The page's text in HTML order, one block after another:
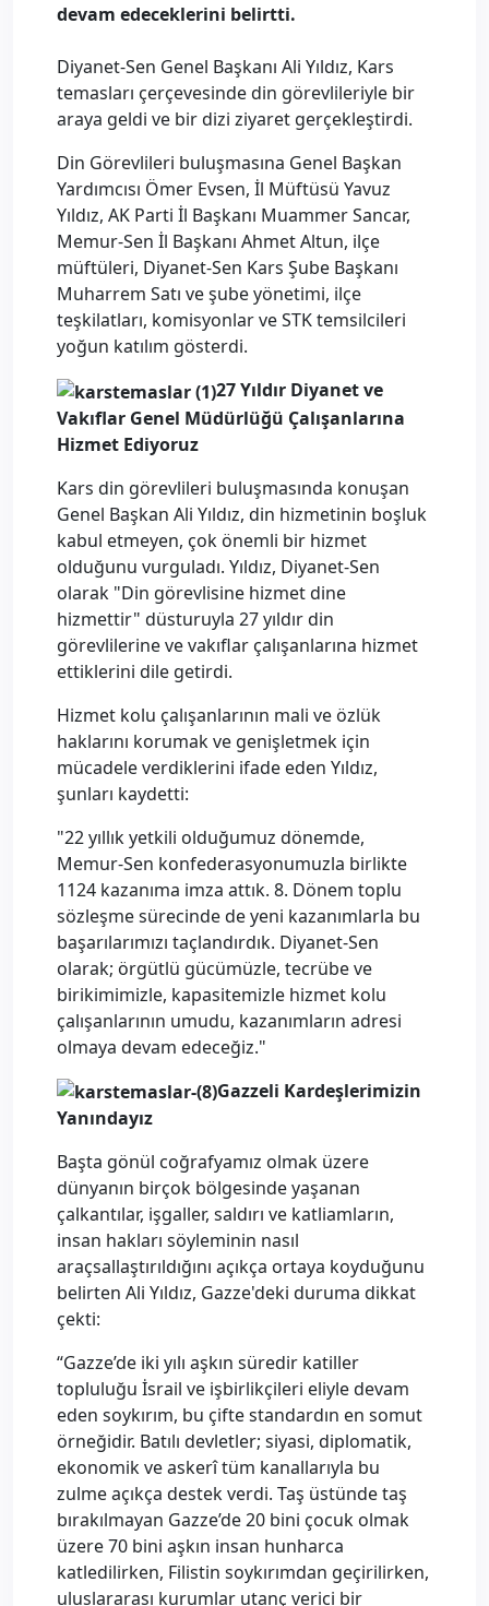
devam edeceklerini belirtti.
Diyanet-Sen Genel Başkanı Ali Yıldız, Kars
temasları çerçevesinde din görevlileriyle bir
araya geldi ve bir dizi ziyaret gerçekleştirdi.
Din Görevlileri buluşmasına Genel Başkan
Yardımcısı Ömer Evsen, İl Müftüsü Yavuz
Yıldız, AK Parti İl Başkanı Muammer Sancar,
Memur-Sen İl Başkanı Ahmet Altun, ilçe
müftüleri, Diyanet-Sen Kars Şube Başkanı
Muharrem Satı ve şube yönetimi, ilçe
teşkilatları, komisyonlar ve STK temsilcileri
yoğun katılım gösterdi.
27 Yıldır Diyanet ve
Vakıflar Genel Müdürlüğü Çalışanlarına
Hizmet Ediyoruz
Kars din görevlileri buluşmasında konuşan
Genel Başkan Ali Yıldız, din hizmetinin boşluk
kabul etmeyen, çok önemli bir hizmet
olduğunu vurguladı. Yıldız, Diyanet-Sen
olarak "Din görevlisine hizmet dine
hizmettir" düsturuyla 27 yıldır din
görevlilerine ve vakıflar çalışanlarına hizmet
ettiklerini dile getirdi.
Hizmet kolu çalışanlarının mali ve özlük
haklarını korumak ve genişletmek için
mücadele verdiklerini ifade eden Yıldız,
şunları kaydetti:
"22 yıllık yetkili olduğumuz dönemde,
Memur-Sen konfederasyonumuzla birlikte
1124 kazanıma imza attık. 8. Dönem toplu
sözleşme sürecinde de yeni kazanımlarla bu
başarılarımızı taçlandırdık. Diyanet-Sen
olarak; örgütlü gücümüzle, tecrübe ve
birikimimizle, kapasitemizle hizmet kolu
çalışanlarının umudu, kazanımların adresi
olmaya devam edeceğiz."
Gazzeli Kardeşlerimizin
Yanındayız
Başta gönül coğrafyamız olmak üzere
dünyanın birçok bölgesinde yaşanan
çalkantılar, işgaller, saldırı ve katliamların,
insan hakları söyleminin nasıl
araçsallaştırıldığını açıkça ortaya koyduğunu
belirten Ali Yıldız, Gazze'deki duruma dikkat
çekti:
“Gazze’de iki yılı aşkın süredir katiller
topluluğu İsrail ve işbirlikçileri eliyle devam
eden soykırım, bu çifte standardın en somut
örneğidir. Batılı devletler; siyasi, diplomatik,
ekonomik ve askerî tüm kanallarıyla bu
zulme açıkça destek verdi. Taş üstünde taş
bırakılmayan Gazze’de 20 bini çocuk olmak
üzere 70 bini aşkın insan hunharca
katledilirken, Filistin soykırımdan geçirilirken,
uluslararası kurumlar utanç verici bir